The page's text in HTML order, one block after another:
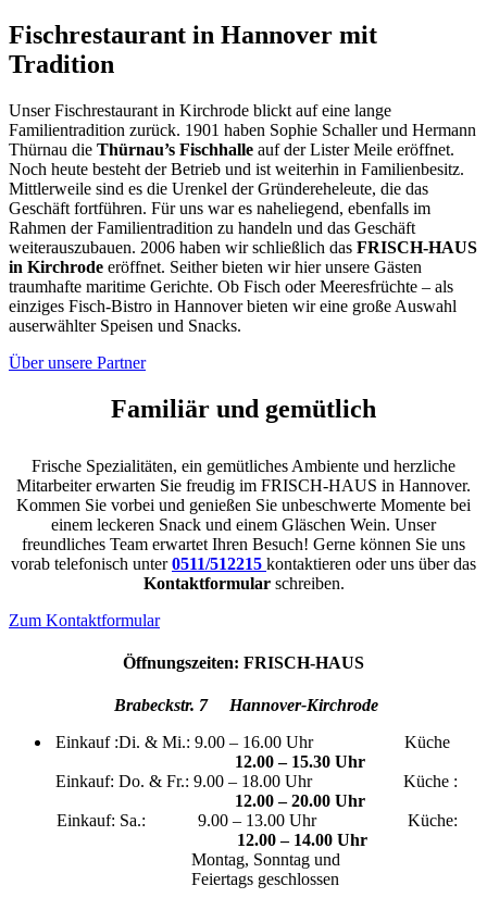
Fischrestaurant in Hannover mit
Tradition
Unser Fischrestaurant in Kirchrode blickt auf eine lange
Familientradition zurück. 1901 haben Sophie Schaller und Hermann
Thürnau die Thürnau’s Fischhalle auf der Lister Meile eröffnet.
Noch heute besteht der Betrieb und ist weiterhin in Familienbesitz.
Mittlerweile sind es die Urenkel der Gründereheleute, die das
Geschäft fortführen. Für uns war es naheliegend, ebenfalls im
Rahmen der Familientradition zu handeln und das Geschäft
weiterauszubauen. 2006 haben wir schließlich das FRISCH-HAUS
in Kirchrode eröffnet. Seither bieten wir hier unsere Gästen
traumhafte maritime Gerichte. Ob Fisch oder Meeresfrüchte – als
einziges Fisch-Bistro in Hannover bieten wir eine große Auswahl
auserwählter Speisen und Snacks.
Über unsere Partner
Familiär und gemütlich
Frische Spezialitäten, ein gemütliches Ambiente und herzliche
Mitarbeiter erwarten Sie freudig im FRISCH-HAUS in Hannover.
Kommen Sie vorbei und genießen Sie unbeschwerte Momente bei
einem leckeren Snack und einem Gläschen Wein. Unser
freundliches Team erwartet Ihren Besuch! Gerne können Sie uns
vorab telefonisch unter0511/512215 kontaktieren oder uns über das
Kontaktformularschreiben.
Zum Kontaktformular
Öffnungszeiten: FRISCH-HAUS
Brabeckstr. 7 Hannover-Kirchrode
Einkauf :Di. & Mi.: 9.00 – 16.00 Uhr Küche
12.00 – 15.30 Uhr
Einkauf: Do. & Fr.: 9.00 – 18.00 Uhr Küche :
12.00 – 20.00 Uhr
Einkauf: Sa.: 9.00 – 13.00 Uhr Küche:
12.00 – 14.00 Uhr
Montag, Sonntag und
Feiertags geschlossen